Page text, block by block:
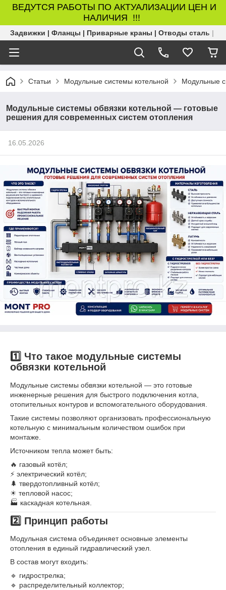
ВЕДУТСЯ РАБОТЫ ПО АКТУАЛИЗАЦИИ ЦЕН И
НАЛИЧИЯ !!!
Задвижки | Фланцы | Приварные краны | Отводы сталь |
Статьи Модульные системы котельной Модульные
Модульные системы обвязки котельной — готовые
решения для современных систем отопления
16.05.2026
1️⃣ Что такое модульные системы
обвязки котельной
Модульные системы обвязки котельной — это готовые
инженерные решения для быстрого подключения котла,
отопительных контуров и вспомогательного оборудования.
Такие системы позволяют организовать профессиональную
котельную с минимальным количеством ошибок при
монтаже.
Источником тепла может быть:
🔥 газовый котёл;
⚡ электрический котёл;
🌲 твердотопливный котёл;
☀ тепловой насос;
🏭 каскадная котельная.
2️⃣ Принцип работы
Модульная система объединяет основные элементы
отопления в единый гидравлический узел.
В состав могут входить:
🔹 гидрострелка;
🔹 распределительный коллектор;